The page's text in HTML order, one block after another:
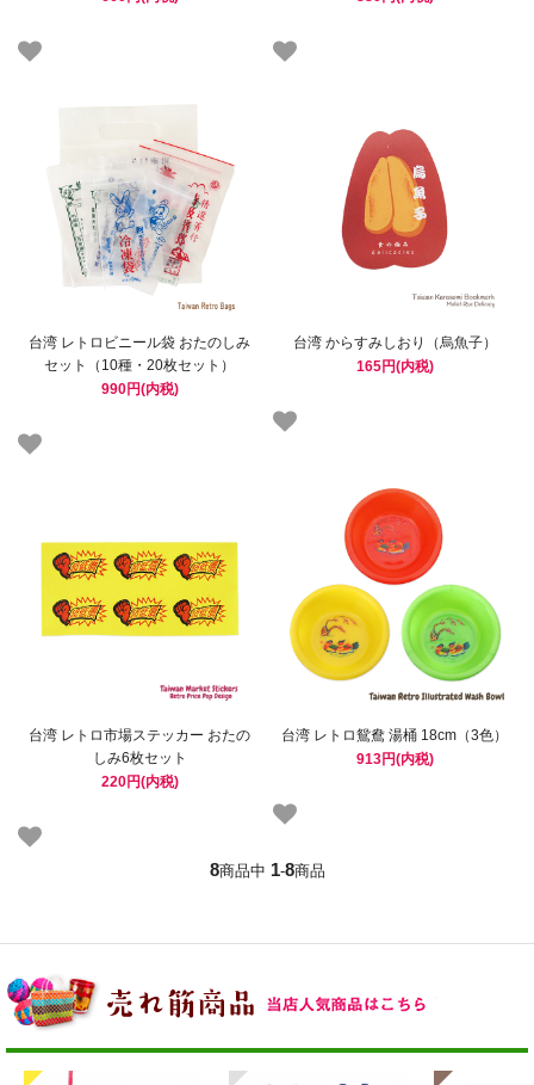
台湾 レトロビニール袋 おたのしみ
セット（10種・20枚セット）
990円(内税)
台湾 からすみしおり（烏魚子）
165円(内税)
台湾 レトロ市場ステッカー おたの
しみ6枚セット
220円(内税)
台湾 レトロ鴛鴦 湯桶 18cm（3色）
913円(内税)
8商品中 1-8商品